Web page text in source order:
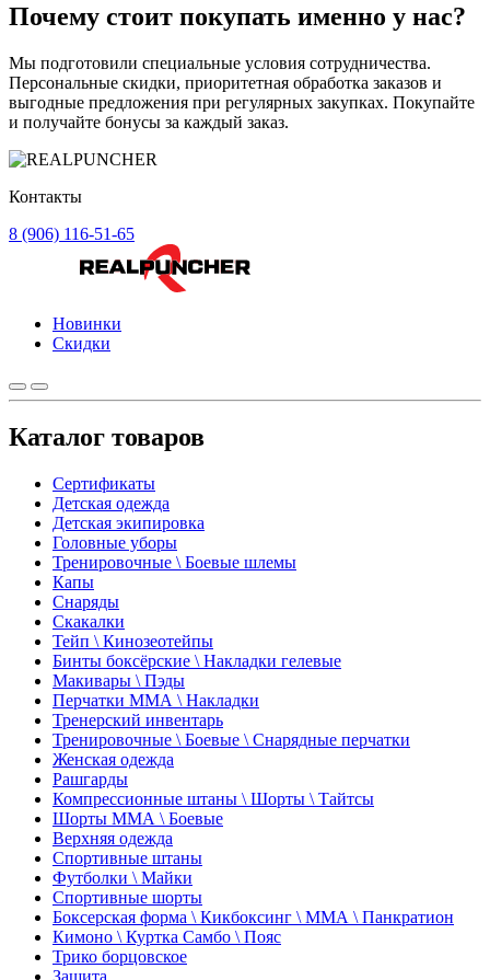
Почему стоит покупать именно у нас?
Мы подготовили специальные условия сотрудничества.
Персональные скидки, приоритетная обработка заказов и
выгодные предложения при регулярных закупках. Покупайте
и получайте бонусы за каждый заказ.
Контакты
8 (906) 116-51-65
Новинки
Скидки
Каталог товаров
Сертификаты
Детская одежда
Детская экипировка
Головные уборы
Тренировочные \ Боевые шлемы
Капы
Снаряды
Скакалки
Тейп \ Кинозеотейпы
Бинты боксёрские \ Накладки гелевые
Макивары \ Пэды
Перчатки ММА \ Накладки
Тренерский инвентарь
Тренировочные \ Боевые \ Снарядные перчатки
Женская одежда
Рашгарды
Компрессионные штаны \ Шорты \ Тайтсы
Шорты ММА \ Боевые
Верхняя одежда
Спортивные штаны
Футболки \ Майки
Спортивные шорты
Боксерская форма \ Кикбоксинг \ ММА \ Панкратион
Кимоно \ Куртка Самбо \ Пояс
Трико борцовское